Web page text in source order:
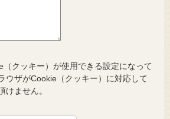
クッキー）が使用できる設定になって
ウザがCookie（クッキー）に対応して
けません。